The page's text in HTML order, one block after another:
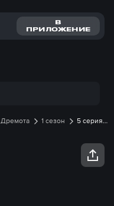
В
ПРИЛОЖЕНИЕ
Дремота 1 сезон
5 серия